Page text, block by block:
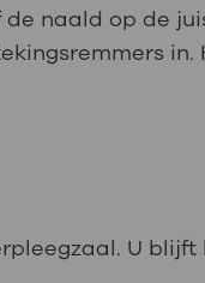
naald op de
in.
U